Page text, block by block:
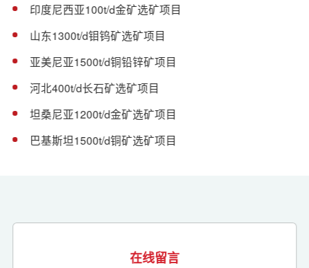
印度尼西亚100t/d金矿选矿项目
山东1300t/d钼钨矿选矿项目
亚美尼亚1500t/d铜铅锌矿项目
河北400t/d长石矿选矿项目
坦桑尼亚1200t/d金矿选矿项目
巴基斯坦1500t/d铜矿选矿项目
在线留言